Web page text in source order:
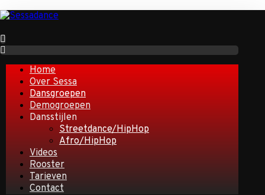
Home
Over Sessa
Dansgroepen
Demogroepen
Dansstijlen
Streetdance/HipHop
Afro/HipHop
Videos
Rooster
Tarieven
Contact